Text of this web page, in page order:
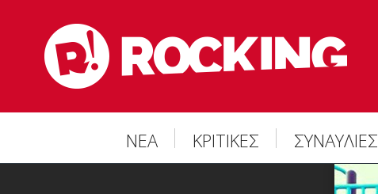
ΝΕΑ ΚΡΙΤΙΚΕΣ ΣΥΝΑΥΛΙΕΣ